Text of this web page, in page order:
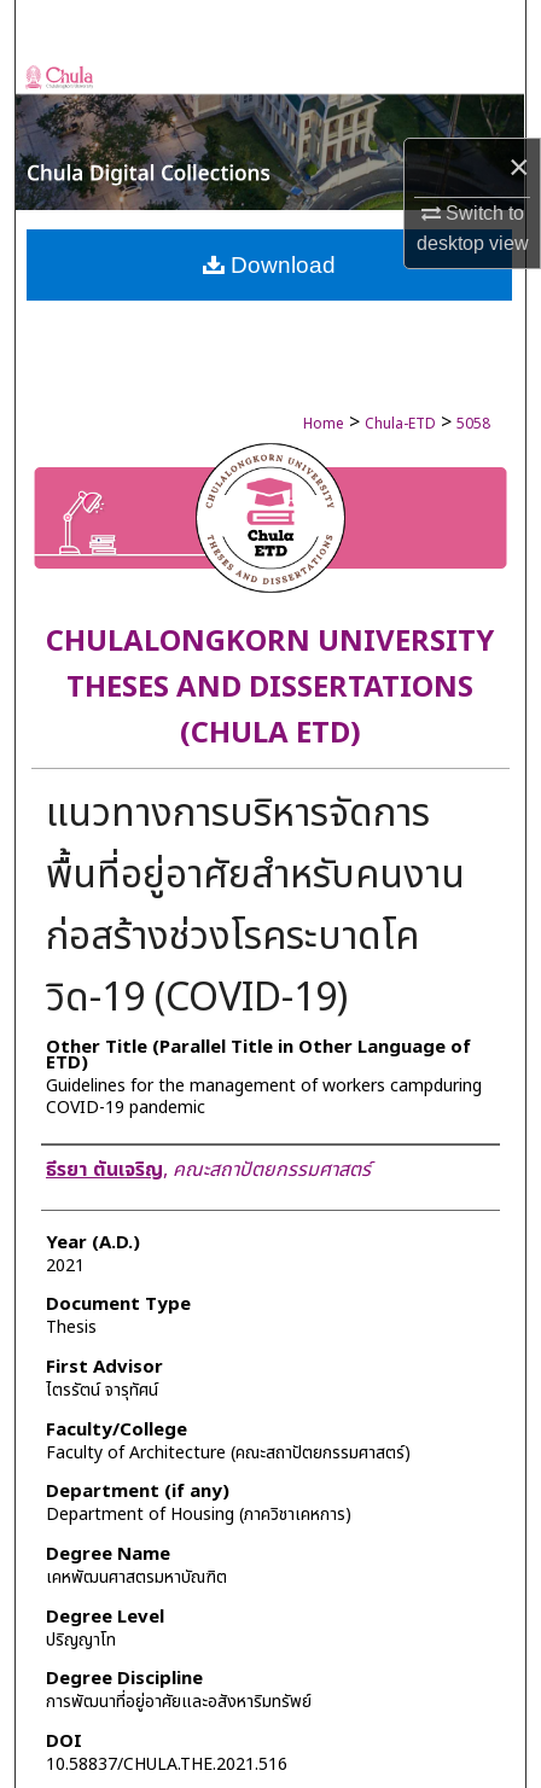
×
Switch to
desktopview
Browse Collections
My Account
About
Digital Commons Network™
Home > Chula-ETD > 5058
CHULALONGKORN UNIVERSITY
THESES AND DISSERTATIONS
(CHULA ETD)
แนวทางการบริหารจัดการ
พื้นที่อยู่อาศัยสำหรับคนงาน
ก่อสร้างช่วงโรคระบาดโค
วิด-19 (COVID-19)
Other Title (Parallel Title in Other Language of
ETD)
Guidelines for the management of workers campduring
COVID-19 pandemic
Author
ธีรยา ตันเจริญ, คณะสถาปัตยกรรมศาสตร์
Year (A.D.)
2021
Document Type
Thesis
First Advisor
ไตรรัตน์ จารุทัศน์
Faculty/College
Faculty of Architecture (คณะสถาปัตยกรรมศาสตร์)
Department (if any)
Department of Housing (ภาควิชาเคหการ)
Degree Name
เคหพัฒนศาสตรมหาบัณฑิต
Degree Level
ปริญญาโท
Degree Discipline
การพัฒนาที่อยู่อาศัยและอสังหาริมทรัพย์
DOI
10.58837/CHULA.THE.2021.516
Download